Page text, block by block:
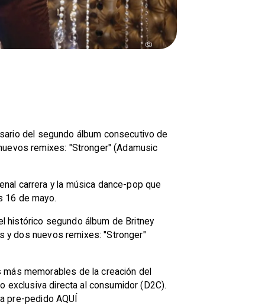
del segundo álbum consecutivo de
remixes: "Stronger" (Adamusic
carrera y la música dance-pop que
16 de mayo.
histórico segundo álbum de Britney
y dos nuevos remixes: "Stronger"
memorables de la creación del
exclusiva directa al consumidor (D2C).
pre-pedido AQUÍ